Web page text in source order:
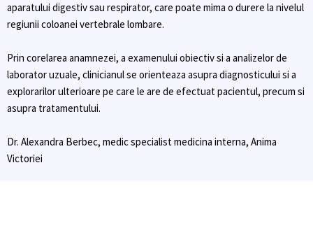
aparatului digestiv sau respirator, care poate mima o durere la nivelul
regiunii coloanei vertebrale lombare.
Prin corelarea anamnezei, a examenului obiectiv si a analizelor de
laborator uzuale, clinicianul se orienteaza asupra diagnosticului si a
explorarilor ulterioare pe care le are de efectuat pacientul, precum si
asupra tratamentului.
Dr. Alexandra Berbec, medic specialist medicina interna, Anima
Victoriei